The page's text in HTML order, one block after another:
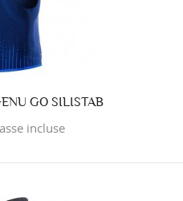
GO SILISTAB
incluse